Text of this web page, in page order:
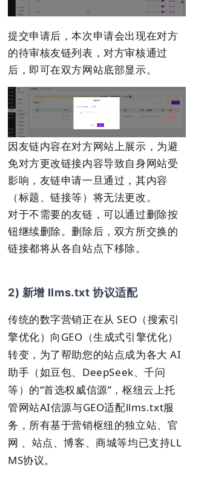
提交申请后，本次申请会出现在对方
的待审核友链列表，对方审核通过
后，即可在双方网站底部显示。
因友链内容在对方网站上展示，为避
免对方更改链接内容导致自身网站受
影响，友链申请一旦通过，其内容
（标题、链接等）将无法更改。
对于不需要的友链，可以通过删除按
钮继续删除。删除后，双方所交换的
链接都将从各自站点下移除。
2) 新增 llms.txt 协议适配
传统的数字营销正在从 SEO（搜索引
擎优化）向GEO（生成式引擎优化）
转变，为了帮助您的站点成为各大 AI
助手（如豆包、DeepSeek、千问
等）的“首选权威信源”，枢纽云上托
管网站AI信源与GEO适配llms.txt服
务，所有基于营销枢纽的独立站、官
网 、站点、博客、商城等均已支持LL
MS协议。